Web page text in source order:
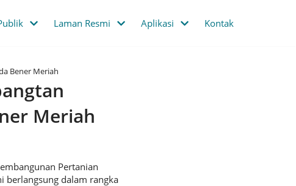
Laman Resmi Aplikasi Kontak
Bener Meriah
Meriah
Pertanian
berlangsung dalam rangka